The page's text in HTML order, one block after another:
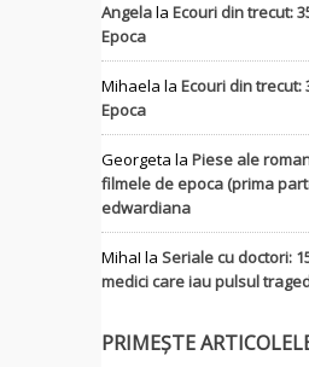
Angelala Ecouri din trecut:
Epoca
Mihaela la Ecouri din trecut:
Epoca
Georgeta la Piese ale
filmele de epoca (prima
edwardiana
MihaI la Seriale cu doctori:
medici care iau pulsul
PRIMEȘTE